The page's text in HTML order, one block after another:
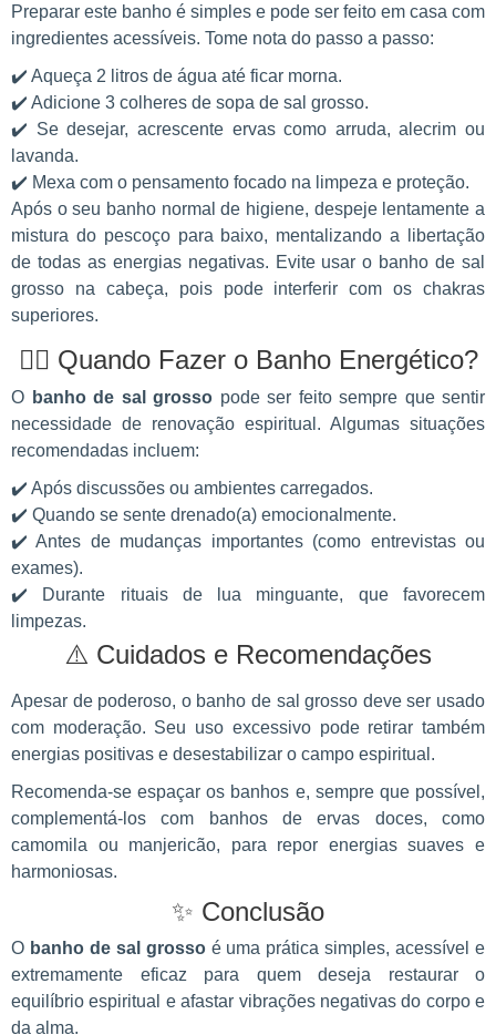
Preparar este banho é simples e pode ser feito em casa com
ingredientes acessíveis. Tome nota do passo a passo:
✔️ Aqueça 2 litros de água até ficar morna.
✔️ Adicione 3 colheres de sopa de sal grosso.
✔️ Se desejar, acrescente ervas como arruda, alecrim ou
lavanda.
✔️ Mexa com o pensamento focado na limpeza e proteção.
Após o seu banho normal de higiene, despeje lentamente a
mistura do pescoço para baixo, mentalizando a libertação
de todas as energias negativas. Evite usar o banho de sal
grosso na cabeça, pois pode interferir com os chakras
superiores.
🧘‍♂️ Quando Fazer o Banho Energético?
O banho de sal grosso pode ser feito sempre que sentir
necessidade de renovação espiritual. Algumas situações
recomendadas incluem:
✔️ Após discussões ou ambientes carregados.
✔️ Quando se sente drenado(a) emocionalmente.
✔️ Antes de mudanças importantes (como entrevistas ou
exames).
✔️ Durante rituais de lua minguante, que favorecem
limpezas.
⚠️ Cuidados e Recomendações
Apesar de poderoso, o banho de sal grosso deve ser usado
com moderação. Seu uso excessivo pode retirar também
energias positivas e desestabilizar o campo espiritual.
Recomenda-se espaçar os banhos e, sempre que possível,
complementá-los com banhos de ervas doces, como
camomila ou manjericão, para repor energias suaves e
harmoniosas.
✨ Conclusão
O banho de sal grossoé uma prática simples, acessível e
extremamente eficaz para quem deseja restaurar o
equilíbrio espiritual e afastar vibrações negativas do corpo e
da alma.